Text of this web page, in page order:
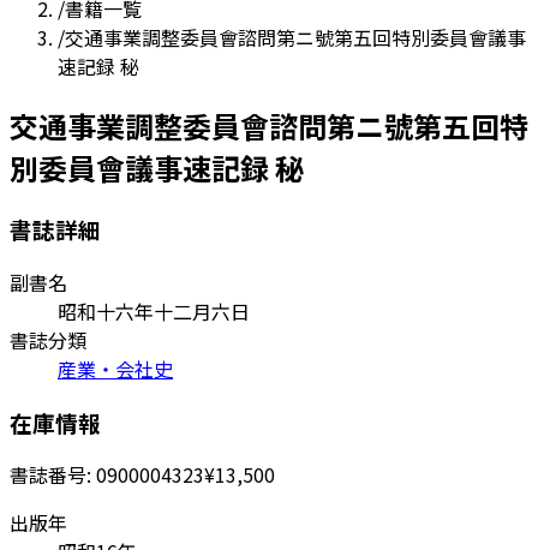
/書籍一覧
/交通事業調整委員會諮問第ニ號第五回特別委員會議事
速記録 秘
交通事業調整委員會諮問第ニ號第五回特
別委員會議事速記録 秘
書誌詳細
副書名
昭和十六年十二月六日
書誌分類
産業・会社史
在庫情報
書誌番号: 0900004323¥13,500
出版年